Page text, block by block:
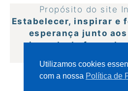
Propósito do site
Estabelecer, inspirar e
esperança junto
jornada de fazer
Utilizamos cookies
com a nossa Política de